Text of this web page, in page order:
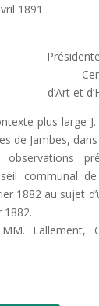
1891.
d’Art et
plus large J.
de Jambes,
communal
1882 au sujet
1882.
Lallement,